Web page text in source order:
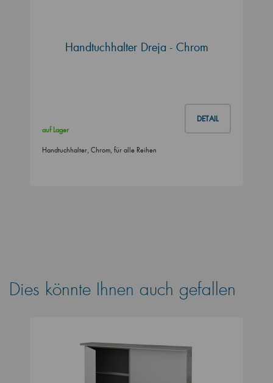
Handtuchhalter Dreja - Chrom
DETAIL
auf Lager
Handtuchhalter, Chrom, für alle Reihen
Dies könnte Ihnen auch gefallen